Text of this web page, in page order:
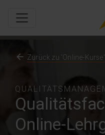
Online-
Zurück zu 'Online-Kurse'